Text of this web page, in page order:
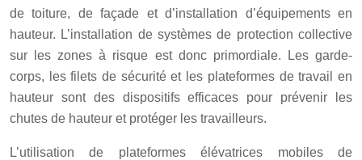
de toiture, de façade et d’installation d’équipements en
hauteur. L’installation de systèmes de protection collective
sur les zones à risque est donc primordiale. Les garde-
corps, les filets de sécurité et les plateformes de travail en
hauteur sont des dispositifs efficaces pour prévenir les
chutes de hauteur et protéger les travailleurs.
L’utilisation de plateformes élévatrices mobiles de